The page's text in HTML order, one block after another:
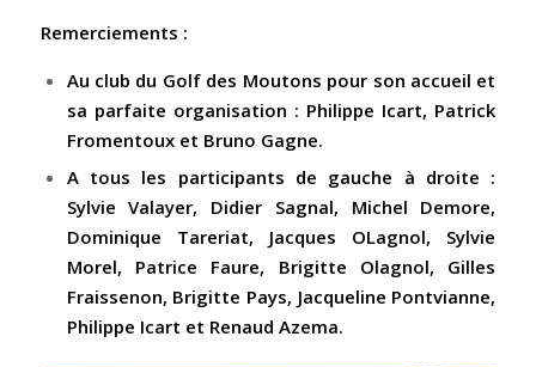
Remerciements :
Au club du Golf des Moutons pour son accueil et
sa parfaite organisation : Philippe Icart, Patrick
Fromentoux et Bruno Gagne.
A tous les participants de gauche à droite :
Sylvie Valayer, Didier Sagnal, Michel Demore,
Dominique Tareriat, Jacques OLagnol, Sylvie
Morel, Patrice Faure, Brigitte Olagnol, Gilles
Fraissenon, Brigitte Pays, Jacqueline Pontvianne,
Philippe Icart et Renaud Azema.